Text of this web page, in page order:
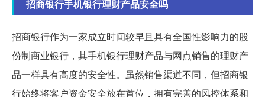
招商银行手机银行理财产品安全吗
招商银行作为一家成立时间较早且具有全国性影响力的股
份制商业银行，其手机银行理财产品与网点销售的理财产
品一样具有高度的安全性。虽然销售渠道不同，但招商银
行始终将客户资金安全放在首位，拥有完善的风控体系和